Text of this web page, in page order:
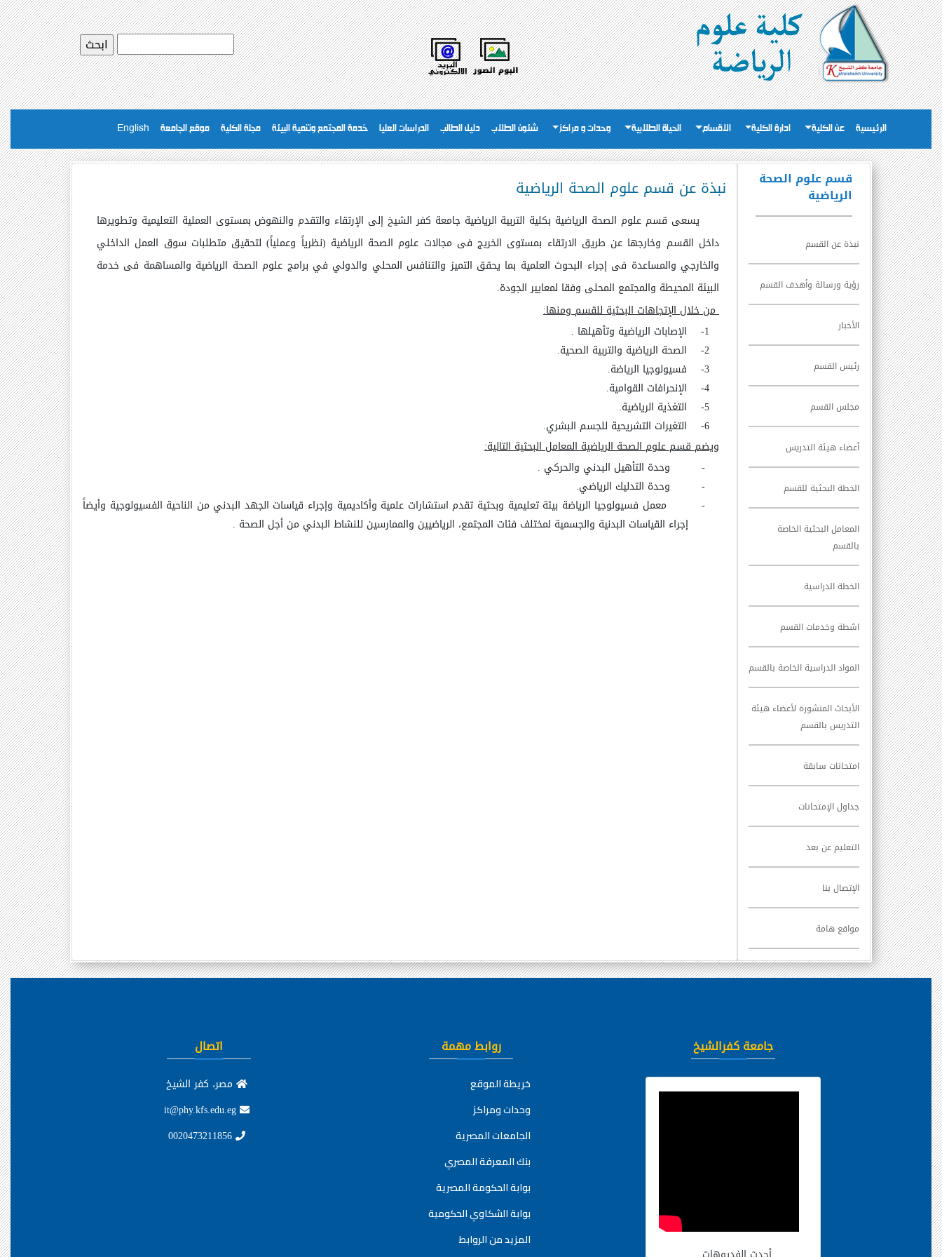
الرئيسية عن الكلية ادارة الكلية الاقسام الحياة الطلابية وحدات و مراكز شئون الطلاب دليل الطالب الدراسات العليا خدمة المجتمع وتنمية البيئة مجلة الكلية موقع الجامعة English
قسم علوم الصحة
الرياضية
نبذة عن القسم
رؤية ورسالة وأهدف القسم
الأخبار
رئيس القسم
مجلس القسم
أعضاء هيئة التدريس
الخطة البحثية للقسم
المعامل البحثية الخاصة
بالقسم
الخطة الدراسية
اشطة وخدمات القسم
المواد الدراسية الخاصة بالقسم
الأبحاث المنشورة لأعضاء هيئة
التدريس بالقسم
امتحانات سابقة
جداول الإمتحانات
التعليم عن بعد
الإتصال بنا
مواقع هامة
نبذة عن قسم علوم الصحة الرياضية
يسعى قسم علوم الصحة الرياضية بكلية التربية الرياضية جامعة كفر الشيخ إلى الإرتقاء والتقدم والنهوض بمستوى العملية التعليمية وتطويرها
داخل القسم وخارجها عن طريق الارتقاء بمستوى الخريج فى مجالات علوم الصحة الرياضية (نظرياً وعملياً) لتحقيق متطلبات سوق العمل الداخلي
والخارجي والمساعدة فى إجراء البحوث العلمية بما يحقق التميز والتنافس المحلي والدولي في برامج علوم الصحة الرياضية والمساهمة فى خدمة
البيئة المحيطة والمجتمع المحلى وفقا لمعايير الجودة.
من خلال الإتجاهات البحثية للقسم ومنها:
1-
الإصابات الرياضية وتأهيلها .
2-
الصحة الرياضية والتربية الصحية.
3-
فسيولوجيا الرياضة.
4-
الإنحرافات القوامية.
5-
التغذية الرياضية.
6-
التغيرات التشريحية للجسم البشري.
ويضم قسم علوم الصحة الرياضية المعامل البحثية التالية:
- وحدة التأهيل البدني والحركي .
- وحدة التدليك الرياضي.
- معمل فسيولوجيا الرياضة بيئة تعليمية وبحثية تقدم استشارات علمية وأكاديمية وإجراء قياسات الجهد البدني من الناحية الفسيولوجية وأيضاً
إجراء القياسات البدنية والجسمية لمختلف فئات المجتمع، الرياضيين والممارسين للنشاط البدني من أجل الصحة .
جامعة كفرالشيخ روابط مهمة
خريطة الموقع
وحدات ومراكز
الجامعات المصرية
بنك المعرفة المصري
بوابة الحكومة المصرية
بوابة الشكاوي الحكومية
المزيد من الروابط
اتصال
مصر، كفر الشيخ